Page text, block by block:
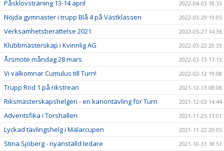
Påsklovsträning 13-14 april 2022-04-03 18:33
Nöjda gymnaster i trupp Blå 4 på Västklassen 2022-03-29 19:05
Verksamhetsberättelse 2021 2022-03-27 14:36
Klubbmästerskap i Kvinnlig AG 2022-03-22 20:33
Årsmöte måndag 28 mars 2022-03-13 17:13
Vi välkomnar Cumulus till Turn! 2022-02-12 19:08
Trupp Röd 1 på rikstrean 2021-12-13 08:08
Riksmästerskapshelgen - en kanontävling för Turn 2021-12-03 14:44
Adventsfika i Torshallen 2021-11-25 11:01
Lyckad tävlingshelg i Mälarcupen 2021-11-22 20:05
Stina Sjöberg - nyanställd ledare 2021-10-31 18:51